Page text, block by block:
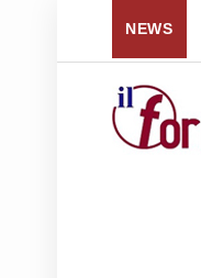
NEWS
per tornare a ...